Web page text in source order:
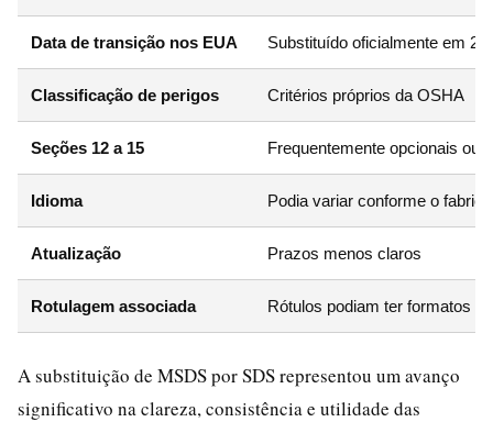
Data de transição nos EUA Substituído oficialmente em
Classificação de perigos Critérios próprios da OSHA
Seções 12 a 15 Frequentemente opcionais ou
Idioma Podia variar conforme o
Atualização Prazos menos claros
Rotulagem associada Rótulos podiam ter formatos
A substituição de MSDS por SDS representou um avanço
significativo na clareza, consistência e utilidade das